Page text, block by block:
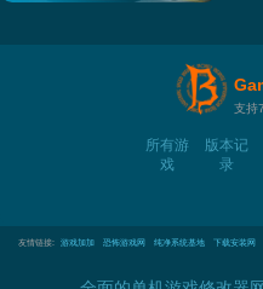
支持
所有游
戏
版本记
录
友情链接: 游戏加加 恐怖游戏网 纯净系统基地 下载安装网